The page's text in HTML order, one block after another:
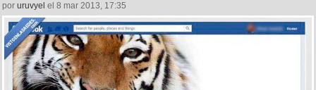
por uruvyel el 8 mar 2013, 17:35